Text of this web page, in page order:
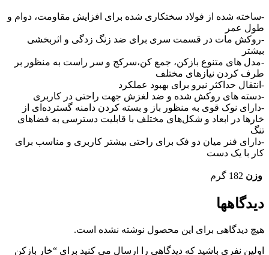
-ساخته شده از فولاد سختکاری شده برای افزایش مقاومت، دوام و
طول عمر
-روکش مات در قسمت سری برای ضد زنگ زدگی و اثربخشی
بیشتر
-مدل های متنوع بازکن، جمع کن،سرکج و سر راست به منظور بر
طرف کردن نیازهای مختلف
-انتقال حداکثر نیرو برای بهبود عملکرد
-دسته های روکش شده و ضد لغزش جهت راحتی در کاربری
-دارای نوک قوی به منظور باز و بسته کردن دامنه گسترده‌ای از
خارها در ابعاد و شکل‌های مختلف با قابلیت دسترسی به فضاهای
تنگ
-دارای فنر میان دو فک برای راحتی بیشتر کاربری و مناسب برای
کار با یک دست
وزن 182 گرم
دیدگاهها
هیچ دیدگاهی برای این محصول نوشته نشده است.
اولین نفری باشید که دیدگاهی را ارسال می کنید برای “خار بازکن